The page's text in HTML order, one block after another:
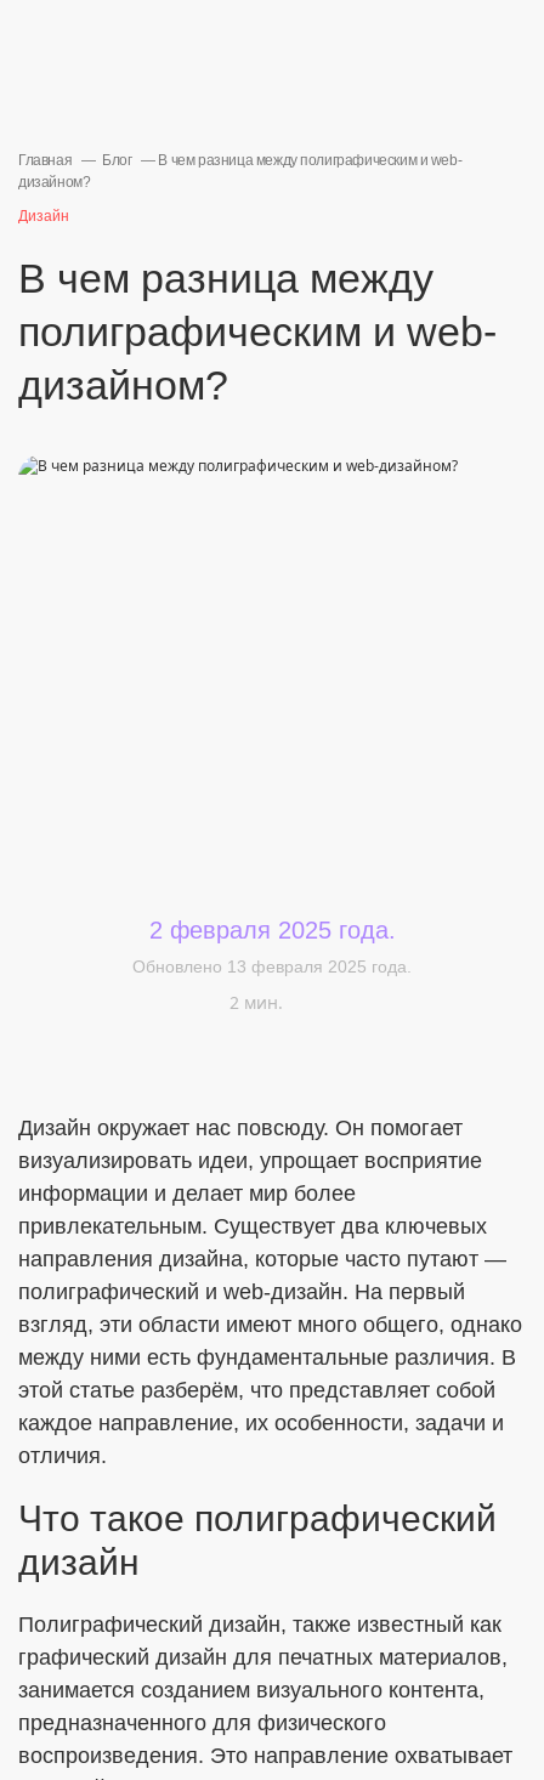
ОТПРАВИТЬ
Я согласен с Политикой в отношении обработки ПДн
ДаюСогласие на обработку персональных данных в
соответствии с установленной формой
Главная Блог
В чем разница между полиграфическим и web-
дизайном?
Дизайн
В чем разница между
полиграфическим и web-
дизайном?
2 февраля 2025 года.
Обновлено 13 февраля 2025 года.
2 мин.
Дизайн окружает нас повсюду. Он помогает
визуализировать идеи, упрощает восприятие
информации и делает мир более
привлекательным. Существует два ключевых
направления дизайна, которые часто путают —
полиграфический и web-дизайн. На первый
взгляд, эти области имеют много общего, однако
между ними есть фундаментальные различия. В
этой статье разберём, что представляет собой
каждое направление, их особенности, задачи и
отличия.
Что такое полиграфический
дизайн
Полиграфический дизайн, также известный как
графический дизайн для печатных материалов,
занимается созданием визуального контента,
предназначенного для физического
воспроизведения. Это направление охватывает